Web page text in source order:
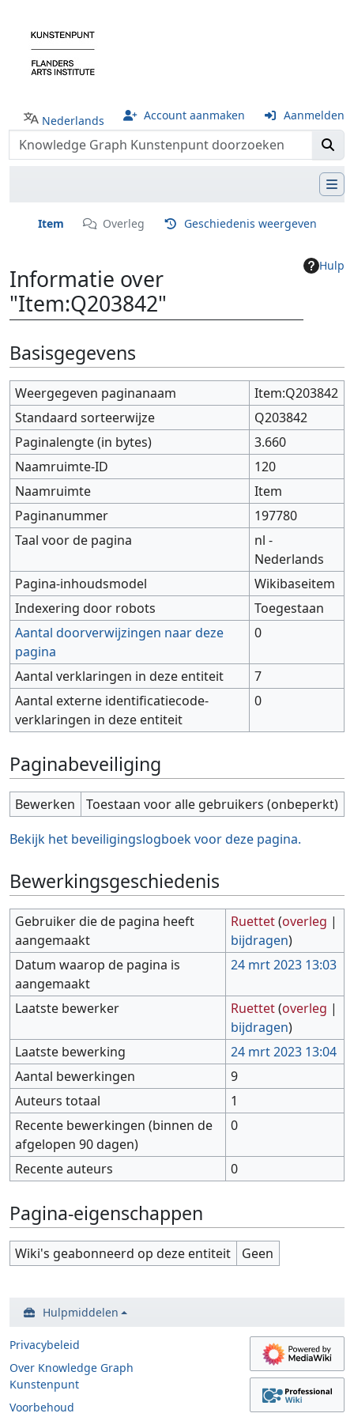
Nederlands Account aanmaken Aanmelden
Item Overleg Geschiedenis weergeven
Hulp
Informatie over
"Item:Q203842"
Ga naar:
Basisgegevens
Weergegeven paginanaam
Item:Q203842
Standaard sorteerwijze
Q203842
Paginalengte (in bytes)
3.660
Naamruimte-ID
120
Naamruimte
Item
Paginanummer
197780
Taal voor de pagina
nl -
Nederlands
Pagina-inhoudsmodel
Wikibaseitem
Indexering door robots
Toegestaan
Aantal doorverwijzingen naar deze
pagina
0
Aantal verklaringen in deze entiteit
7
Aantal externe identificatiecode-
verklaringen in deze entiteit
0
Paginabeveiliging
Bewerken
Toestaan voor alle gebruikers (onbeperkt)
Bekijk het beveiligingslogboek voor deze pagina.
Bewerkingsgeschiedenis
Gebruiker die de pagina heeft
aangemaakt
Ruettet(overleg |
bijdragen)
Datum waarop de pagina is
aangemaakt
24 mrt 2023 13:03
Laatste bewerker Ruettet(overleg |
bijdragen)
Laatste bewerking
24 mrt 2023 13:04
Aantal bewerkingen
9
Auteurs totaal
1
Recente bewerkingen (binnen de
afgelopen 90 dagen)
0
Recente auteurs 0
Pagina-eigenschappen
Wiki's geabonneerd op deze entiteit Geen
Hulpmiddelen
Privacybeleid
Over Knowledge Graph
Kunstenpunt
Voorbehoud